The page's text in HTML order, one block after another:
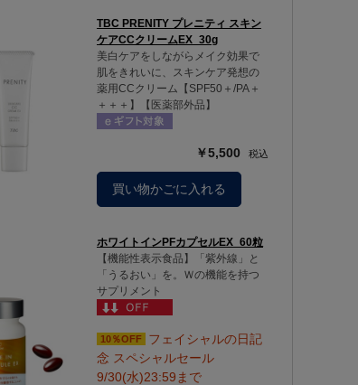
TBC PRENITY プレニティ スキン
ケアCCクリームEX_30g
美白ケアをしながらメイク効果で
肌をきれいに、スキンケア発想の
薬用CCクリーム【SPF50＋/PA＋
＋＋＋】【医薬部外品】
￥5,500
買い物かごに入れる
ホワイトインPFカプセルEX_60粒
【機能性表示食品】「紫外線」と
「うるおい」を。Ｗの機能を持つ
サプリメント
10％OFF
フェイシャルの日記
念 スペシャルセール
9/30(水)23:59まで